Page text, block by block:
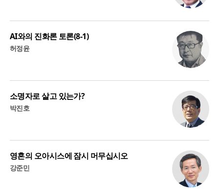
AI와의 진화론 토론(8-1)
허정윤
소명자로 살고 있는가?
박진호
영혼의 오아시스에 잠시 머무십시오
강준민